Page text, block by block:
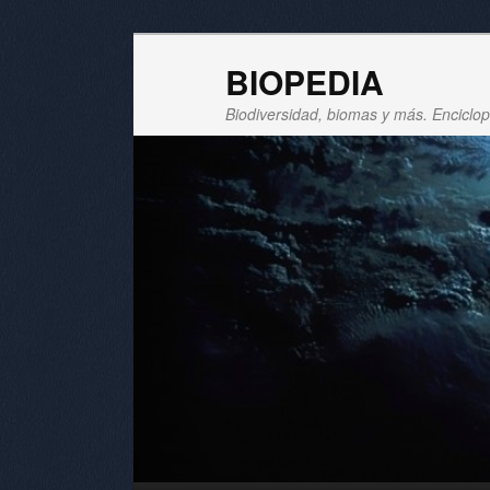
BIOPEDIA
Biodiversidad, biomas y más.